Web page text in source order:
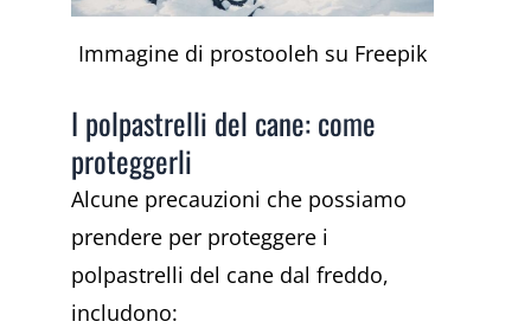
Immagine di prostooleh su Freepik
I polpastrelli del cane: come
proteggerli
Alcune precauzioni che possiamo
prendere per proteggere i
polpastrelli del cane dal freddo,
includono: